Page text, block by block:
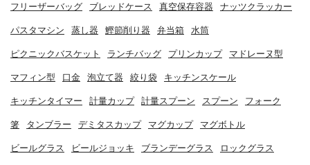
フリーザーバッグ ブレッドケース 真空保存容器 ナッツクラッカー
パスタマシン 蒸し器 鰹節削り器 弁当箱 水筒
ピクニックバスケット ランチバッグ プリンカップ マドレーヌ型
マフィン型 口金 泡立て器 絞り袋 キッチンスケール
キッチンタイマー 計量カップ 計量スプーン スプーン フォーク
箸 タンブラー デミタスカップ マグカップ マグボトル
ビールグラス ビールジョッキ ブランデーグラス ロックグラス